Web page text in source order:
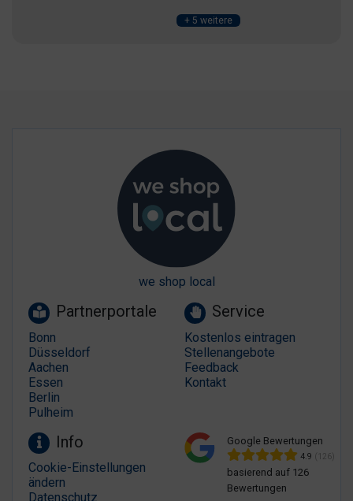
+ 5 weitere
we shop local
Partnerportale
Bonn
Düsseldorf
Aachen
Essen
Berlin
Pulheim
Service
Kostenlos eintragen
Stellenangebote
Feedback
Kontakt
Info
Cookie-Einstellungen
ändern
Datenschutz
Google Bewertungen
4.9 (126)
basierend auf 126
Bewertungen